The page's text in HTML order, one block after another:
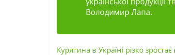
Володимир Лапа.
Курятина в Україні різко зростає